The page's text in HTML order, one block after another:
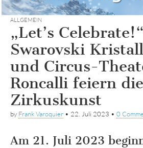
ALLGEMEIN
„Let’s Celebrate!“
Swarovski
und Circus-
Roncalli feiern die
Zirkuskunst
by Frank Varoquier • 22. Juli 2023 • 0
Am 21. Juli 2023